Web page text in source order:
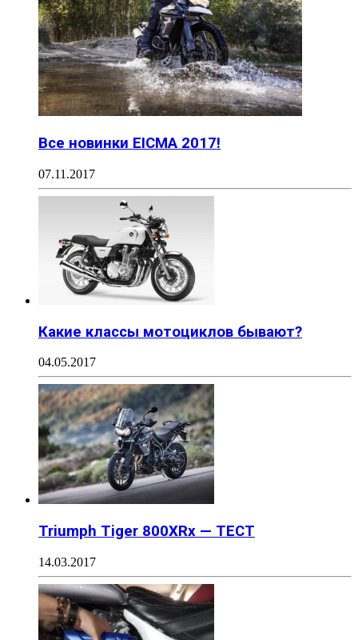
Все новинки EICMA 2017!
07.11.2017
Какие классы мотоциклов бывают?
04.05.2017
Triumph Tiger 800XRx — ТЕСТ
14.03.2017